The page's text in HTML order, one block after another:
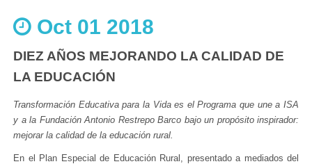
Oct 01 2018
DIEZ AÑOS MEJORANDO LA CALIDAD DE
LA EDUCACIÓN
Transformación Educativa para la Vida es el Programa que une a ISA
y a la Fundación Antonio Restrepo Barco bajo un propósito inspirador:
mejorar la calidad de la educación rural.
En el Plan Especial de Educación Rural, presentado a mediados del